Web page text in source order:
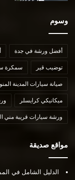
وسوم
أفضل ورشة في جدة
توضيب قير سمكرة
صيانة سيارات المدينة
ميكانيكي كرايسلر
ورشة سيارات قريبة مني
مواقع صديقة
الدليل الشامل في